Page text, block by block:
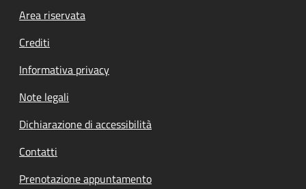
Footer menu
Area riservata
Crediti
Informativa privacy
Note legali
Dichiarazione di accessibilità
Contatti
Prenotazione appuntamento